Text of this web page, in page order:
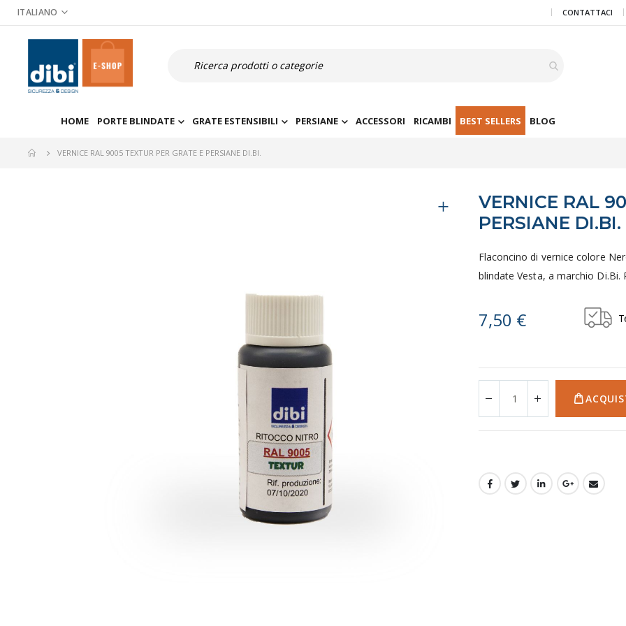
Salta
al
ITALIANO CONTATTACI
HOME PORTE BLINDATE GRATE ESTENSIBILI PERSIANE ACCESSORI RICAMBI BEST SELLERS BLOG
VERNICE RAL 9005 TEXTUR PER GRATE E PERSIANE DI.BI.
VERNICE RAL
PERSIANE DI.BI.
Flaconcino di vernice colore
blindate Vesta, a marchio
7,50 €